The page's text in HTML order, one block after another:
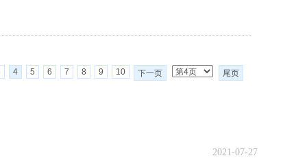
2021-07-27
4 5 6 7 8 9 10 下一页 尾页